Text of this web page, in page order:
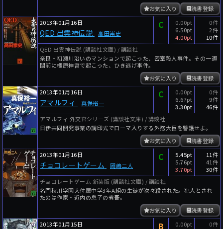
読書登録
お気に入り
2013年01月16日
QED 出雲神伝説 高田崇史
C
0.00pt
6.50pt
4.00pt
0件
2件
10件
QED 出雲神伝説 (講談社文庫) / 講談社
奈良・初瀬川沿いのマンションで起こった、密室殺人事件。その一週
間前に橿原神宮で起こった、ひき逃げ事件。
読書登録
お気に入り
2013年01月16日
アマルフィ 真保裕一
C
0.00pt
6.67pt
3.30pt
0件
9件
46件
アマルフィ 外交官シリーズ (講談社文庫) / 講談社
日伊共同開発事業の調印式でローマ入りする外務大臣を警護せよ。
読書登録
お気に入り
2013年01月16日
チョコレートゲーム 岡嶋二人
C
5.45pt
5.76pt
3.70pt
11件
41件
30件
チョコレートゲーム 新装版 (講談社文庫) / 講談社
名門秋川学園大付属中学3年A組の生徒が次々殺された。犯人とされ
たのは作家・近内の息子の省吾。
読書登録
お気に入り
2013年01月15日
B
0.00pt
0件